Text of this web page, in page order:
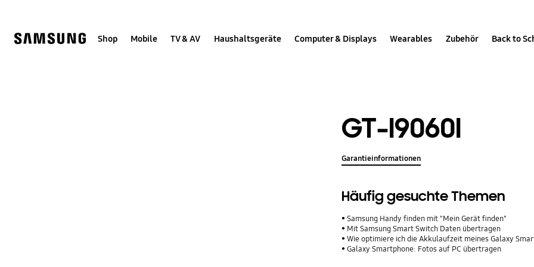
help
Shop Mobile TV & AV Haushaltsgeräte Computer & Displays Wearables Zubehör Back to
GT-I9060I
Garantieinformationen
Häufig gesuchte Themen
Samsung Handy finden mit "Mein Gerät finden"
Mit Samsung Smart Switch Daten übertragen
Wie optimiere ich die Akkulaufzeit meines Galaxy
Galaxy Smartphone: Fotos auf PC übertragen